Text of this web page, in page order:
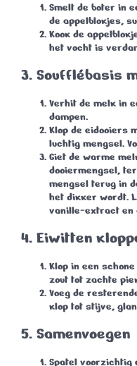
Smelt de boter in
de appelblokjes,
Kook de
het vocht is
3. Soufflébasis
Verhit de melk in
dampen.
Klop de eidooiers
luchtig mengsel.
Giet de warme
dooiermengsel,
mengsel terug in
het dikker wordt.
vanille-extract en
4. Eiwitten
Klop in een
zout tot zachte
Voeg de
klop tot stijve,
5. Samenvoegen
Spatel voorzichtig